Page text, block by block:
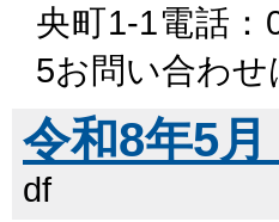
央町1-1電話
5お問い合わ
令和8年5
df